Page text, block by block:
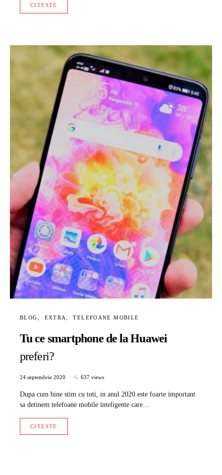
CITESTE
BLOG EXTRA TELEFOANE MOBILE
Tu ce smartphone de la Huawei
preferi?
24 septembrie 2020 637 views
Dupa cum bine stim cu toti, in anul 2020 este foarte important
sa detinem telefoane mobile inteligente care…
CITESTE